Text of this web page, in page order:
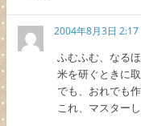
2004年8月3日 2:17
ふむふむ、なるほ
米を研ぐときに
でも、おれでも作
これ、マスター